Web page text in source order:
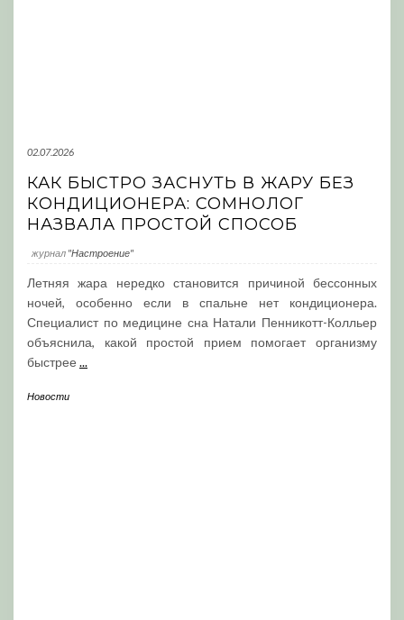
02.07.2026
КАК БЫСТРО ЗАСНУТЬ В ЖАРУ БЕЗ
КОНДИЦИОНЕРА: СОМНОЛОГ
НАЗВАЛА ПРОСТОЙ СПОСОБ
журнал "Настроение"
Летняя жара нередко становится причиной бессонных
ночей, особенно если в спальне нет кондиционера.
Специалист по медицине сна Натали Пенникотт-Колльер
объяснила, какой простой прием помогает организму
быстрее ...
Новости